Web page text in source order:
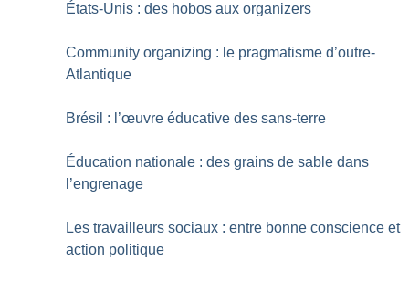
États-Unis : des hobos aux organizers
Community organizing : le pragmatisme d’outre-
Atlantique
Brésil : l’œuvre éducative des sans-terre
Éducation nationale : des grains de sable dans
l’engrenage
Les travailleurs sociaux : entre bonne conscience et
action politique